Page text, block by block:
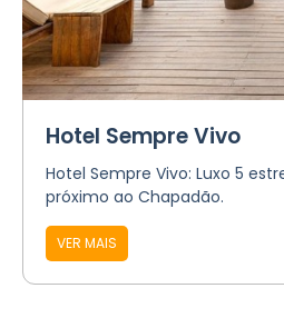
Hotel Sempre Vivo
Hotel Sempre Vivo: Luxo 5
próximo ao Chapadão.
VER MAIS